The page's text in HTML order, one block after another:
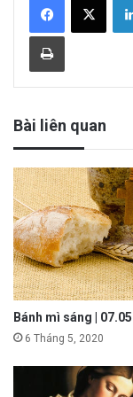
Bài liên quan
Bánh mì sáng |
6 Tháng 5, 2020